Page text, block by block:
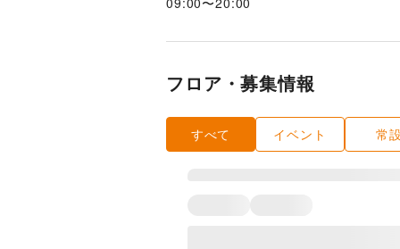
フロア・募集情報
すべて イベント 常